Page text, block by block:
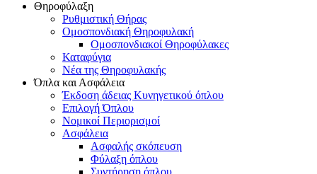
Θηροφύλαξη
Ρυθμιστική Θήρας
Ομοσπονδιακή Θηροφυλακή
Oμοσπονδιακοί Θηροφύλακες
Καταφύγια
Νέα της Θηροφυλακής
Όπλα και Ασφάλεια
Έκδοση άδειας Κυνηγετικού όπλου
Επιλογή Όπλου
Νομικοί Περιορισμοί
Ασφάλεια
Ασφαλής σκόπευση
Φύλαξη όπλου
Συντήρηση όπλου